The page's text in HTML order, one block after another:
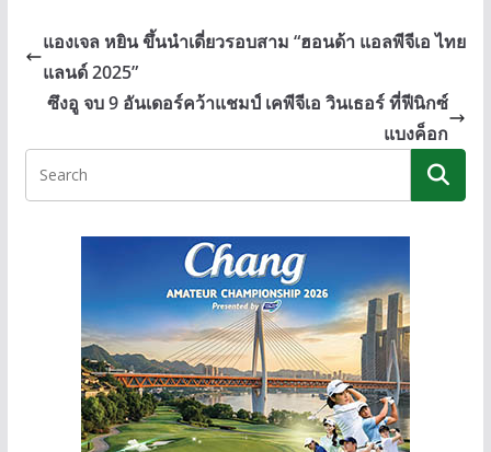
b
o
o
k
e
g
er
y
n
k
แองเจล หยิน ขึ้นนำเดี่ยวรอบสาม “ฮอนด้า แอลพีจีเอ ไทย
แลนด์ 2025”
ซึงอู จบ 9 อันเดอร์คว้าแชมป์ เคพีจีเอ วินเธอร์ ที่ฟีนิกซ์
แบงค็อก